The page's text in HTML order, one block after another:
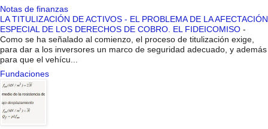
Notas de finanzas
LA TITULIZACIÓN DE ACTIVOS - EL PROBLEMA DE LA AFECTACIÓN
ESPECIAL DE LOS DERECHOS DE COBRO. EL FIDEICOMISO -
Como se ha señalado al comienzo, el proceso de titulización exige,
para dar a los inversores un marco de seguridad adecuado, y además
para que el vehícu...
Fundaciones